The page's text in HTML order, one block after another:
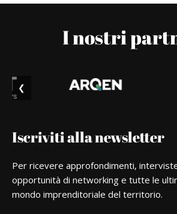
I nostri
❮
Iscriviti alla newsletter
Per ricevere approfondimenti,
opportunità di networking e tutte le
mondo imprenditoriale del territorio.